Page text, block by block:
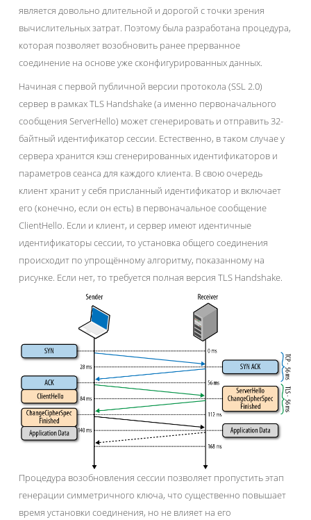
является довольно длительной и дорогой с точки зрения
вычислительных затрат. Поэтому была разработана процедура,
которая позволяет возобновить ранее прерванное
соединение на основе уже сконфигурированных данных.
Начиная с первой публичной версии протокола (SSL 2.0)
сервер в рамках TLS Handshake (а именно первоначального
сообщения ServerHello) может сгенерировать и отправить 32-
байтный идентификатор сессии. Естественно, в таком случае у
сервера хранится кэш сгенерированных идентификаторов и
параметров сеанса для каждого клиента. В свою очередь
клиент хранит у себя присланный идентификатор и включает
его (конечно, если он есть) в первоначальное сообщение
ClientHello. Если и клиент, и сервер имеют идентичные
идентификаторы сессии, то установка общего соединения
происходит по упрощённому алгоритму, показанному на
рисунке. Если нет, то требуется полная версия TLS Handshake.
Процедура возобновления сессии позволяет пропустить этап
генерации симметричного ключа, что существенно повышает
время установки соединения, но не влияет на его